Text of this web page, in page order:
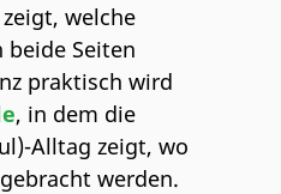
welche
Seiten
praktisch wird
, in dem die
Alltag zeigt, wo
werden.